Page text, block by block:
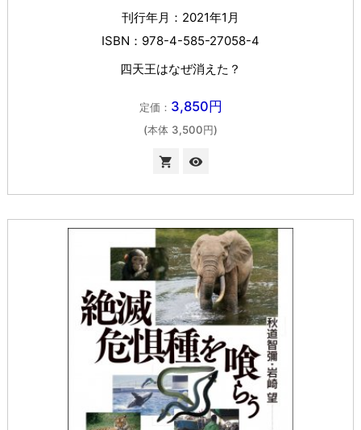
刊行年月：2021年1月
ISBN：978-4-585-27058-4
四天王はなぜ消えた？
定価： 3,850円
(本体 3,500円)
 visibility